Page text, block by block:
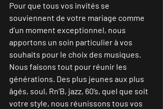
Pour que tous vos invités se
souviennent de votre mariage comme
d’un moment exceptionnel, nous
apportons un soin particulier à vos
souhaits pour le choix des musiques.
Nous faisons tout pour réunir les
générations. Des plus jeunes aux plus
âgés, soul, Rn’B, jazz, 60’s, quel que soit
votre style, nous réunissons tous vos